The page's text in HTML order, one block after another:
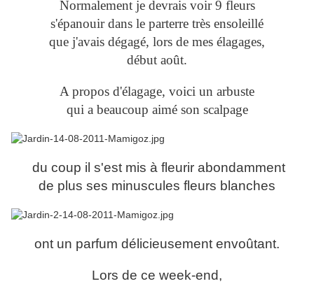
Normalement je devrais voir 9 fleurs
s'épanouir dans le parterre très ensoleillé
que j'avais dégagé, lors de mes élagages,
début août.
A propos d'élagage, voici un arbuste
qui a beaucoup aimé son scalpage
du coup il s'est mis à fleurir abondamment
de plus ses minuscules fleurs blanches
ont un parfum délicieusement envoûtant.
Lors de ce week-end,